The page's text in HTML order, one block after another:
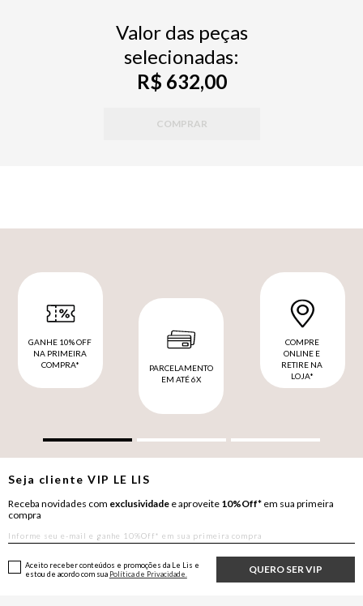
Valor das peças
selecionadas:
R$ 632,00
COMPRAR
GANHE 10% OFF
NA PRIMEIRA
COMPRA*
PARCELAMENTO
EM ATÉ 6X
COMPRE
ONLINE E
RETIRE NA
LOJA*
Seja clienteVIP LE LIS
Receba novidades com exclusividade e aproveite 10%Off* em sua primeira
compra
QUERO SER VIP
Aceito receber conteúdos e promoções da Le Lis e
estou de acordo com sua Política de Privacidade.